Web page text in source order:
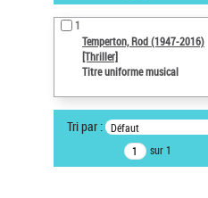
Œuvres liées à l'auteur :
Temperton, Rod (1947-2016)
Type de notice d'autorité
1
Temperton, Rod (1947-2016)
[Thriller]
Titre uniforme musical
Tri par : Défaut
sur 1